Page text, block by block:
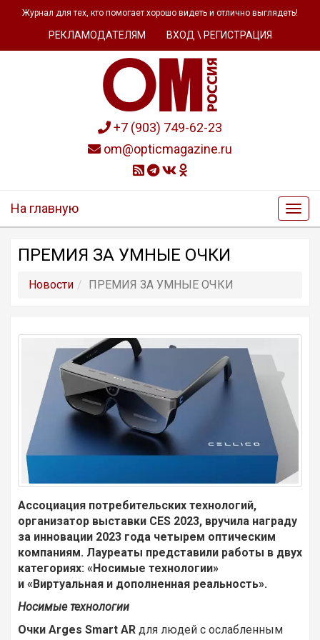
Журнал для тех, кто помогает хорошо видеть и отлично выглядеть!
РЕКЛАМОДАТЕЛЯМ ВХОД \ РЕГИСТРАЦИЯ
+7 (903) 749-62-23
om@opticmagazine.ru
На главную
ПРЕМИЯ ЗА УМНЫЕ ОЧКИ
Новости ПРЕМИЯ ЗА УМНЫЕ ОЧКИ
Ассоциация потребительских технологий,
организатор выставки CES 2023, вручила награду
за инновации 2023 года четырем оптическим
компаниям. Лауреаты представили работы в двух
категориях: «Носимые технологии»
и «Виртуальная и дополненная реальность».
Носимые технологии
Очки Arges Smart AR для людей с ослабленным